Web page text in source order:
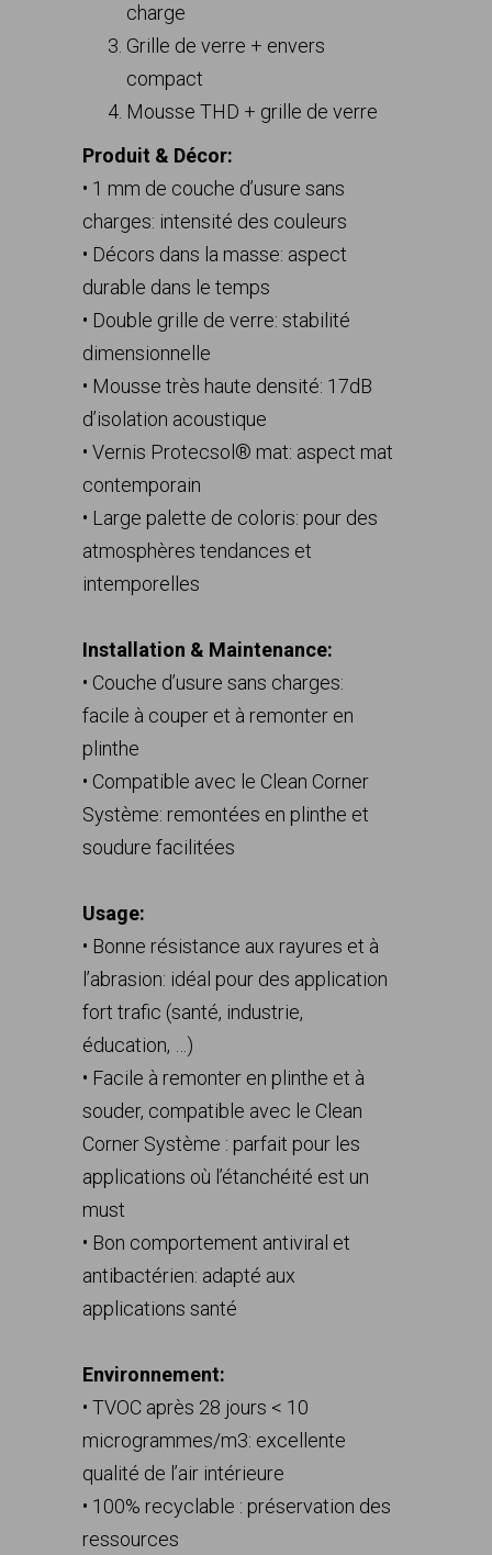
charge
Grille de verre + envers
compact
Mousse THD + grille de verre
Produit & Décor:
• 1 mm de couche d’usure sans
charges: intensité des couleurs
• Décors dans la masse: aspect
durable dans le temps
• Double grille de verre: stabilité
dimensionnelle
• Mousse très haute densité: 17dB
d’isolation acoustique
• Vernis Protecsol® mat: aspect mat
contemporain
• Large palette de coloris: pour des
atmosphères tendances et
intemporelles
Installation & Maintenance:
• Couche d’usure sans charges:
facile à couper et à remonter en
plinthe
• Compatible avec le Clean Corner
Système: remontées en plinthe et
soudure facilitées
Usage:
• Bonne résistance aux rayures et à
l’abrasion: idéal pour des application
fort trafic (santé, industrie,
éducation, …)
• Facile à remonter en plinthe et à
souder, compatible avec le Clean
Corner Système : parfait pour les
applications où l’étanchéité est un
must
• Bon comportement antiviral et
antibactérien: adapté aux
applications santé
Environnement:
• TVOC après 28 jours < 10
microgrammes/m3: excellente
qualité de l’air intérieure
• 100% recyclable : préservation des
ressources